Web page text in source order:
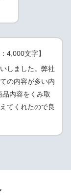
4,000文字】
しました。弊社
の内容が多い内
内容をくみ取
てくれたので良